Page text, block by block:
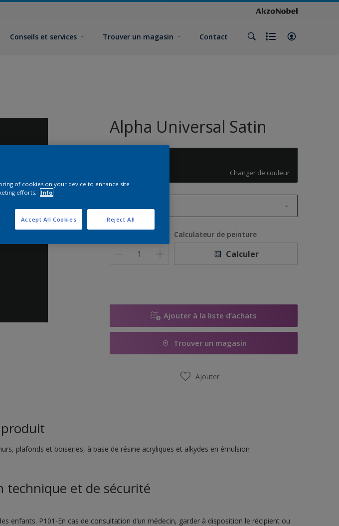
Conseils et services Trouver un magasin Contact
Alpha Universal Satin
Changer de couleur
5L
Calculateur de peinture
Calculer
Ajouter à la liste d’achats
Trouver un magasin
Ajouter
plafonds et boiseries, à base de résine acryliques et alkydes en émulsion
technique et de sécurité
enfants. P101-En cas de consultation d’un médecin, garder à disposition le récipient ou
of cookies on your device to enhance site
efforts.
Info
Reject All
Accept All Cookies